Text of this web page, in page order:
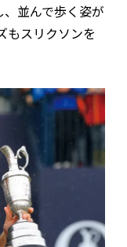
並んで歩く姿が
もスリクソンを